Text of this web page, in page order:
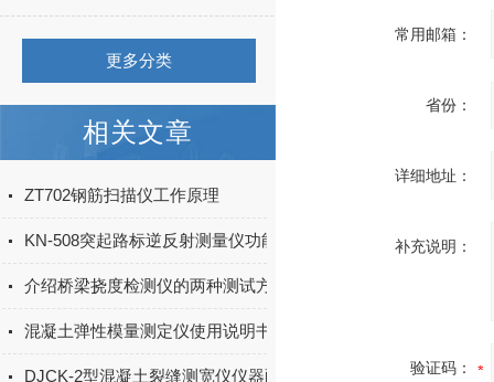
更多分类
相关文章
ZT702钢筋扫描仪工作原理
KN-508突起路标逆反射测量仪功能特点
介绍桥梁挠度检测仪的两种测试方法
混凝土弹性模量测定仪使用说明书及注意事项
DJCK-2型混凝土裂缝测宽仪仪器配置及操作使用
常用邮箱：
省份：
详细地址：
补充说明：
验证码：